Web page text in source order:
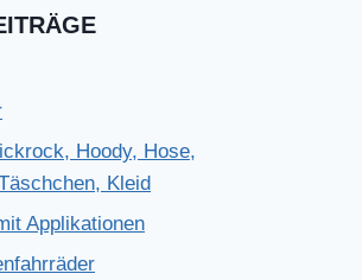
Hoody, Hose,
Kleid
Applikationen